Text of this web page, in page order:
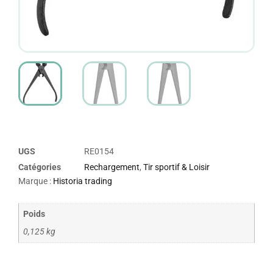
UGS
RE0154
Catégories
Rechargement, Tir sportif & Loisir
Marque : Historia trading
Poids
0,125 kg